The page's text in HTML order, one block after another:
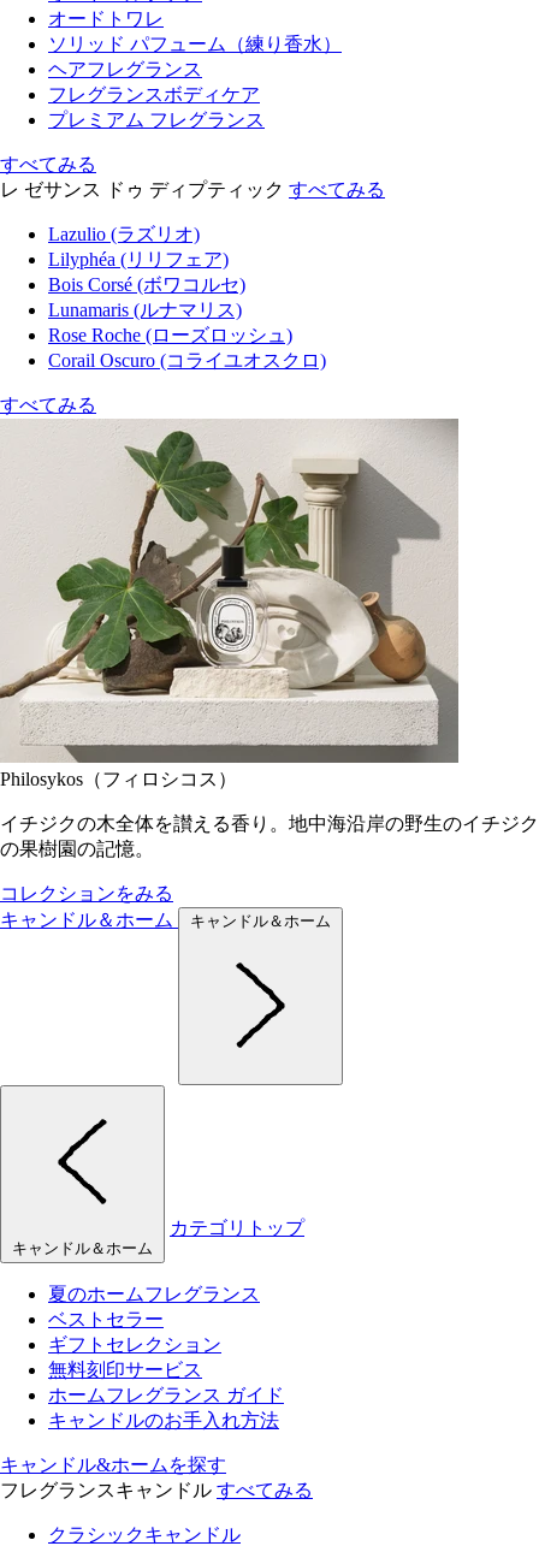
オードトワレ
ソリッド パフューム（練り香水）
ヘアフレグランス
フレグランスボディケア
プレミアム フレグランス
すべてみる
レ ゼサンス ドゥ ディプティック すべてみる
Lazulio (ラズリオ)
Lilyphéa (リリフェア)
Bois Corsé (ボワコルセ)
Lunamaris (ルナマリス)
Rose Roche (ローズロッシュ)
Corail Oscuro (コライユオスクロ)
すべてみる
Philosykos（フィロシコス）
イチジクの木全体を讃える香り。地中海沿岸の野生のイチジク
の果樹園の記憶。
コレクションをみる
キャンドル＆ホーム
キャンドル＆ホーム
キャンドル＆ホーム
カテゴリトップ
夏のホームフレグランス
ベストセラー
ギフトセレクション
無料刻印サービス
ホームフレグランス ガイド
キャンドルのお手入れ方法
キャンドル&ホームを探す
フレグランスキャンドル すべてみる
クラシックキャンドル